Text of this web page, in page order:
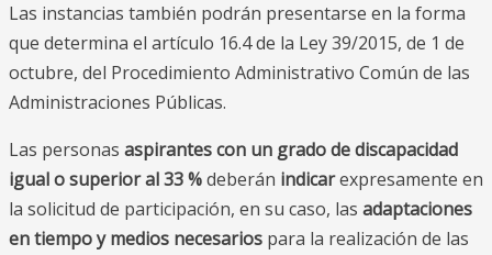
Las instancias también podrán presentarse en la forma
que determina el artículo 16.4 de la Ley 39/2015, de 1 de
octubre, del Procedimiento Administrativo Común de las
Administraciones Públicas.
Las personas aspirantes con un grado de discapacidad
igual o superior al 33 %deberán indicarexpresamente en
la solicitud de participación, en su caso, las adaptaciones
en tiempo y medios necesarios para la realización de las